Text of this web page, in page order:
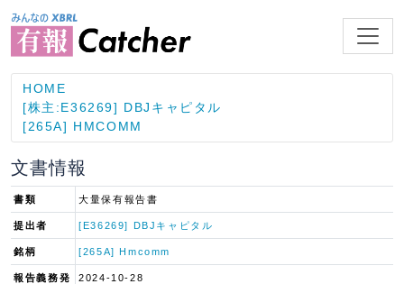
HOME
[株主:E36269] DBJキャピタル
[265A] HMCOMM
文書情報
書類 大量保有報告書
提出者 [E36269] DBJキャピタル
銘柄 [265A] Hmcomm
報告義務発
2024-10-28